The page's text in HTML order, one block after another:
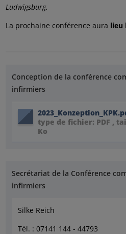
Ludwigsburg.
La prochaine conférence aura lieu
Conception de la conférence
infirmiers
type de fichier: PDF ,
Ko
Secrétariat de la Conférence
infirmiers
Silke Reich
Tél. : 07141 144 - 44793